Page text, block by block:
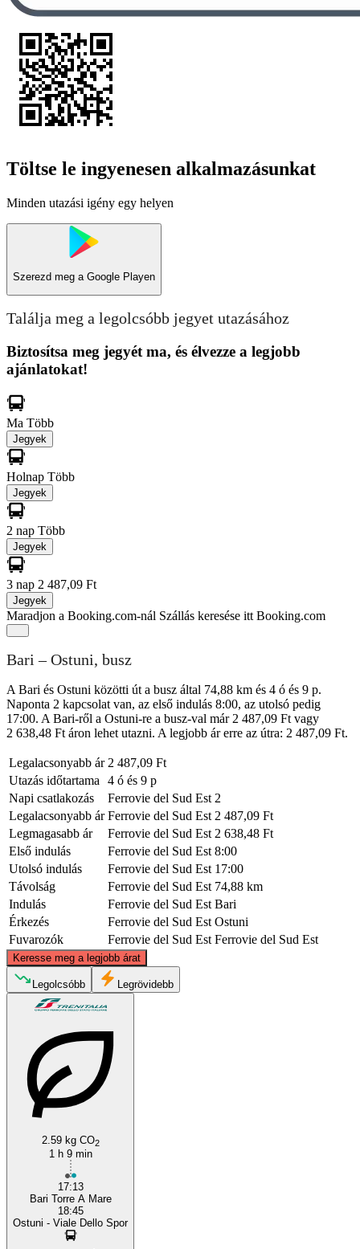
Töltse le ingyenesen alkalmazásunkat
Minden utazási igény egy helyen
Szerezd meg a Google Playen
Találja meg a legolcsóbb jegyet utazásához
Biztosítsa meg jegyét ma, és élvezze a legjobb
ajánlatokat!
Ma Több
Jegyek
Holnap Több
Jegyek
2 nap Több
Jegyek
3 nap 2 487,09 Ft
Jegyek
Maradjon a Booking.com-nál Szállás keresése itt Booking.com
Bari – Ostuni, busz
A Bari és Ostuni közötti út a busz által 74,88 km és 4 ó és 9 p.
Naponta 2 kapcsolat van, az első indulás 8:00, az utolsó pedig
17:00. A Bari-ről a Ostuni-re a busz-val már 2 487,09 Ft vagy
2 638,48 Ft áron lehet utazni. A legjobb ár erre az útra: 2 487,09 Ft.
Legalacsonyabb ár 2 487,09 Ft
Utazás időtartama
4 ó és 9 p
Napi csatlakozás
Ferrovie del Sud Est 2
Legalacsonyabb ár Ferrovie del Sud Est 2 487,09 Ft
Legmagasabb ár
Ferrovie del Sud Est 2 638,48 Ft
Első indulás
Ferrovie del Sud Est 8:00
Utolsó indulás
Ferrovie del Sud Est 17:00
Távolság
Ferrovie del Sud Est 74,88 km
Indulás
Ferrovie del Sud Est Bari
Érkezés
Ferrovie del Sud Est Ostuni
Fuvarozók
Ferrovie del Sud Est Ferrovie del Sud Est
Keresse meg a legjobb árat
Bari
© CARTO , ©OpenStreetMapcontributors
Legolcsóbb Legrövidebb
2.59 kg CO2
1 h 9 min
17:13
Bari Torre A Mare
18:45
Ostuni - Viale Dello Spor